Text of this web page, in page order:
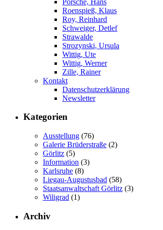
Roenspieß, Klaus
Roy, Reinhard
Schweiger, Detlef
Strawalde
Strozynski, Ursula
Wittig, Ute
Wittig, Werner
Zille, Rainer
Kontakt
Datenschutzerklärung
Newsletter
Kategorien
Ausstellung (76)
Galerie Brüderstraße (2)
Görlitz (5)
Information (3)
Karlsruhe (8)
Liegau-Augustusbad (58)
Staatsanwaltschaft Görlitz (3)
Wiligrad (1)
Archiv